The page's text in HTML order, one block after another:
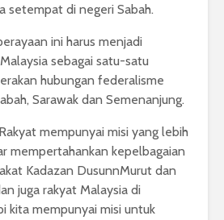
setempat di negeri Sabah.
ini harus menjadi
sebagai satu-satu
hubungan federalisme
Sarawak dan Semenanjung.
mempunyai misi yang lebih
mempertahankan kepelbagaian
Kadazan DusunnMurut dan
juga rakyat Malaysia di
kita mempunyai misi untuk